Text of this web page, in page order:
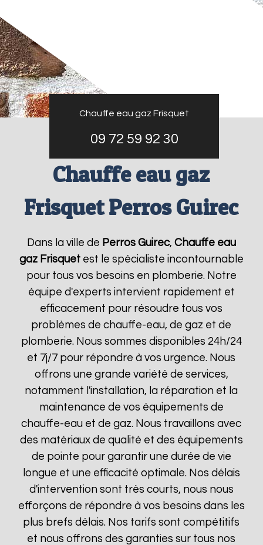
Chauffe eau gaz Frisquet
09 72 59 92 30
Chauffe eau gaz
Frisquet Perros Guirec
Dans la ville de Perros Guirec, Chauffe eau
gaz Frisquetest le spécialiste incontournable
pour tous vos besoins en plomberie. Notre
équipe d'experts intervient rapidement et
efficacement pour résoudre tous vos
problèmes de chauffe-eau, de gaz et de
plomberie. Nous sommes disponibles 24h/24
et 7j/7 pour répondre à vos urgence. Nous
offrons une grande variété de services,
notamment l'installation, la réparation et la
maintenance de vos équipements de
chauffe-eau et de gaz. Nous travaillons avec
des matériaux de qualité et des équipements
de pointe pour garantir une durée de vie
longue et une efficacité optimale. Nos délais
d'intervention sont très courts, nous nous
efforçons de répondre à vos besoins dans les
plus brefs délais. Nos tarifs sont compétitifs
et nous offrons des garanties sur tous nos